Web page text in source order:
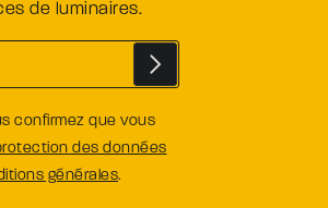
de luminaires.
confirmez que vous
des données
générales.